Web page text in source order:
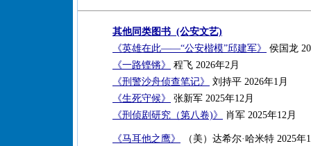
其他同类图书 (公安文艺)
《英雄在此——“公安楷模”邱建军》
侯国龙
《一路铿锵》
程飞 2026年2月
《刑警沙舟侦查笔记》
刘持平 2026年1月
《生死守候》
张新军 2025年12月
《刑侦剧研究（第八卷)》
肖军 2025年12月
《马耳他之鹰》
（美）达希尔·哈米特 2025年